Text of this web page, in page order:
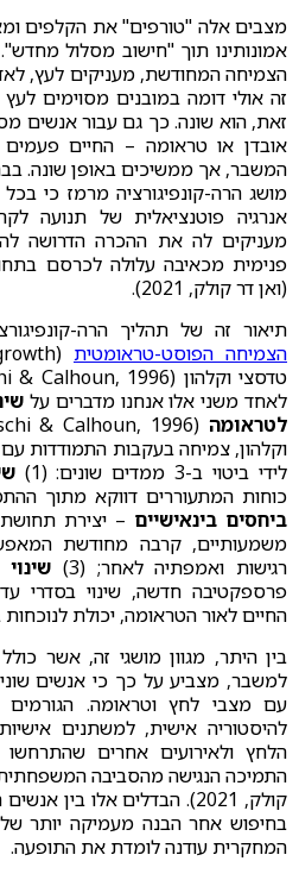
מצבים אלה "טורפים" את הקלפים
אמונותינו תוך "חישוב מסלול
הצמיחה המחודשת, מעניקים לעץ,
זה אולי דומה במובנים מסוימים
זאת, הוא שונה. כך גם עבור אנשים
אובדן או טראומה – החיים
המשבר, אך ממשיכים באופן שונה.
מושג הרה-קונפיגורציה מרמז כי
אנרגיה פוטנציאלית של תנועה
מעניקים לה את ההכרה הדרושה
פנימית מכאיבה עלולה לכרסם
(ואן דר קולק, 2021).
תיאור זה של תהליך הרה-
הצמיחה הפוסט-טראומטית
לאחד משני אלו אנחנו מדברים על
לטראומה
וקלהון, צמיחה בעקבות התמודדות
לידי ביטוי ב-3 ממדים שונים: (1)
כוחות המתעוררים דווקא מתוך
ביחסים בינאישיים – יצירת
משמעותיים, קרבה מחודשת
רגישות ואמפתיה לאחר; (3)
פרספקטיבה חדשה, שינוי בסדרי
החיים לאור הטראומה, יכולת לנוכחות
בין היתר, מגוון מושגי זה, אשר
למשבר, מצביע על כך כי אנשים
עם מצבי לחץ וטראומה. הגורמים
להיסטוריה אישית, למשתנים
הלחץ ולאירועים אחרים שהתרחשו
התמיכה הנגישה מהסביבה
קולק, 2021). הבדלים אלו בין
בחיפוש אחר הבנה מעמיקה יותר
המחקרית עודנה לומדת את התופעה.